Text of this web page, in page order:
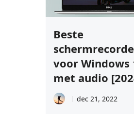
Beste
voor Windows
met audio
dec 21, 2022